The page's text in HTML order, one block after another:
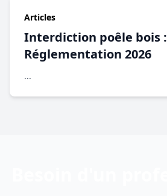
Articles
Interdiction poêle bois :
Réglementation 2026
...